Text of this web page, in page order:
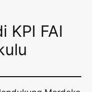
KPI FAI